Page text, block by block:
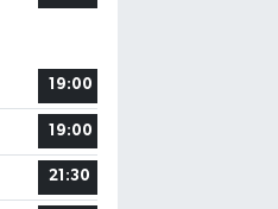
19:00
19:00
21:30